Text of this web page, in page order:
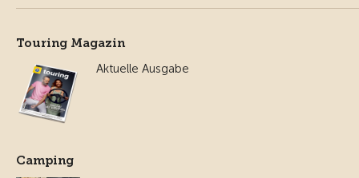
Touring Magazin
Aktuelle Ausgabe
Camping